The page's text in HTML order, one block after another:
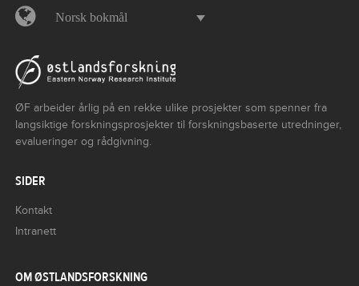
Norsk bokmål
ØF arbeider årlig på en rekke ulike prosjekter som spenner fra
langsiktige forskningsprosjekter til forskningsbaserte utredninger,
evalueringer og rådgivning.
SIDER
Kontakt
Intranett
OM ØSTLANDSFORSKNING